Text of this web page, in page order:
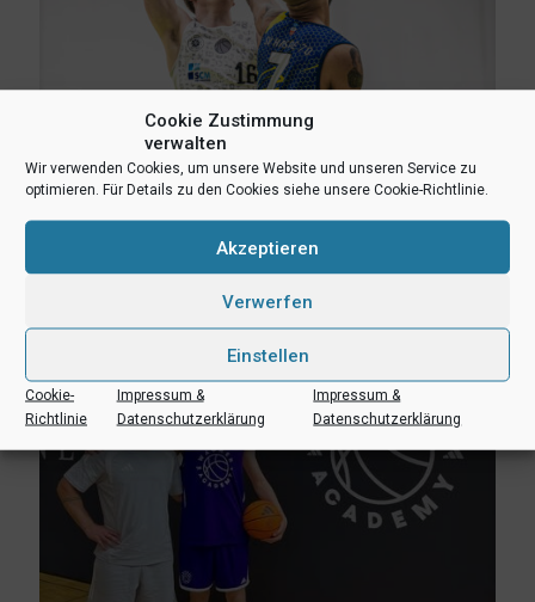
Cookie Zustimmung
verwalten
Wir verwenden Cookies, um unsere Website und unseren Service zu
optimieren. Für Details zu den Cookies siehe unsere Cookie-Richtlinie.
Akzeptieren
Verwerfen
Einstellen
Cookie-
Richtlinie
Impressum &
Datenschutzerklärung
Impressum &
Datenschutzerklärung
Erik Niggemann setzt Karriere in Ibbenbüren fort